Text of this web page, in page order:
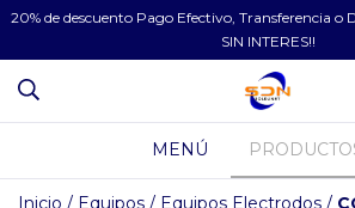
20% de descuento Pago Efectivo, Transferencia o
SIN INTERES!!
MENÚ
Inicio / Equipos / Equipos Electrodos /